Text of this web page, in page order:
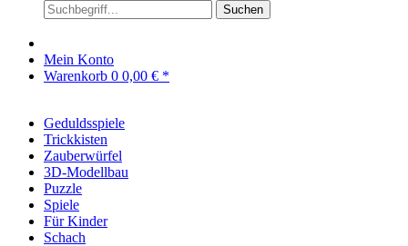
Suchen
Mein Konto
Warenkorb 0 0,00 € *
Geduldsspiele
Trickkisten
Zauberwürfel
3D-Modellbau
Puzzle
Spiele
Für Kinder
Schach